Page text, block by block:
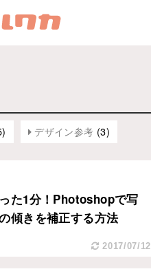
デザイン参考 (3)
た1分！Photoshopで写
傾きを補正する方法
2017/07/12